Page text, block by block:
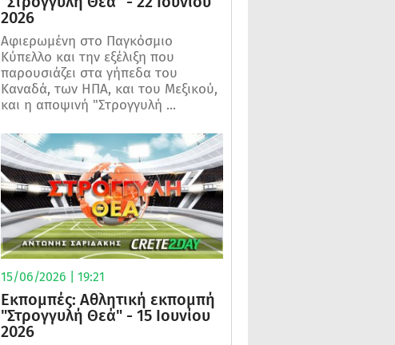
2026
Αφιερωμένη στο Παγκόσμιο
Κύπελλο και την εξέλιξη που
παρουσιάζει στα γήπεδα του
Καναδά, των ΗΠΑ, και του Μεξικού,
και η αποψινή "Στρογγυλή ...
15/06/2026 | 19:21
Εκπομπές: Αθλητική εκπομπή
"Στρογγυλή Θεά" - 15 Ιουνίου
2026